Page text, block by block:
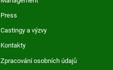
Press
Castingy a výzvy
Kontakty
Zpracování osobních údajů